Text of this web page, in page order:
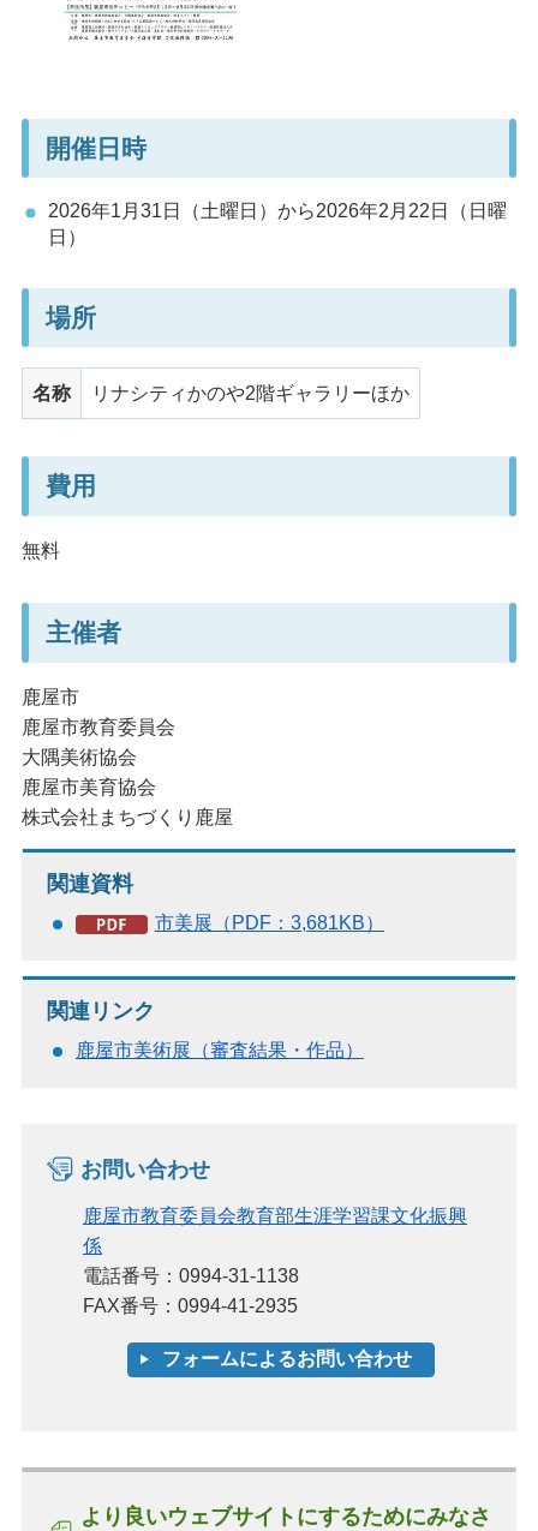
開催日時
2026年1月31日（土曜日）から2026年2月22日（日曜
日）
場所
名称 リナシティかのや2階ギャラリーほか
費用
無料
主催者
鹿屋市
鹿屋市教育委員会
大隅美術協会
鹿屋市美育協会
株式会社まちづくり鹿屋
関連資料
市美展（PDF：3,681KB）
関連リンク
鹿屋市美術展（審査結果・作品）
お問い合わせ
鹿屋市教育委員会教育部生涯学習課文化振興
係
電話番号：0994-31-1138
FAX番号：0994-41-2935
より良いウェブサイトにするためにみなさ